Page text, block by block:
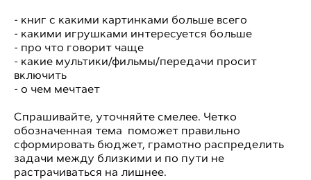
- книг с какими картинками больше всего
- какими игрушками интересуется больше
- про что говорит чаще
- какие мультики/фильмы/передачи просит
включить
- о чем мечтает
Спрашивайте, уточняйте смелее. Четко
обозначенная тема поможет правильно
сформировать бюджет, грамотно распределить
задачи между близкими и по пути не
растрачиваться на лишнее.